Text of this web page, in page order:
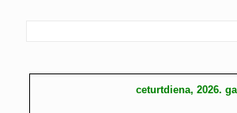
ceturtdiena, 2026.